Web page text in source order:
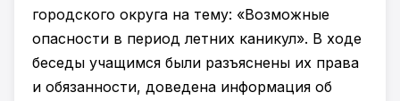
городского округа на тему: «Возможные
опасности в период летних каникул». В ходе
беседы учащимся были разъяснены их права
и обязанности, доведена информация об